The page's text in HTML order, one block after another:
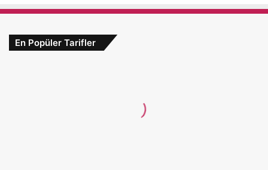
En Popüler Tarifler